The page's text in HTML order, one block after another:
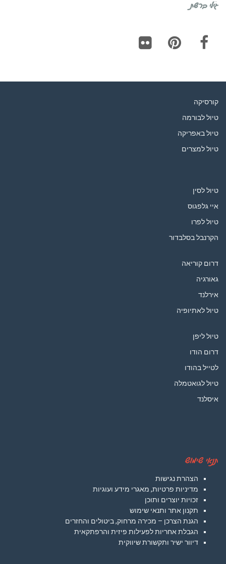
גילי ברשת
קורסיקה
טיול לבורמה
טיול באפריקה
טיול למצרים
טיול לסין
איי גלפגוס
טיול לפרו
הקרנבל בסלבדור
דרום קוריאה
גאורגיה
אירלנד
טיול לאתיופיה
טיול ליפן
דרום הודו
לטייל בהודו
טיול לגואטמלה
איסלנד
תנאי שימוש
הצהרת נגישות
מדיניות פרטיות, מאגרי מידע ועוגיות
זכויות יוצרים ותוכן
תקנון אתר ותנאי שימוש
הגנת הצרכן – מכירה מרחוק, ביטולים והחזרים
הגבלת אחריות לפעילות פיזית והרפתקאית
דיוור ישיר ותקשורת שיווקית